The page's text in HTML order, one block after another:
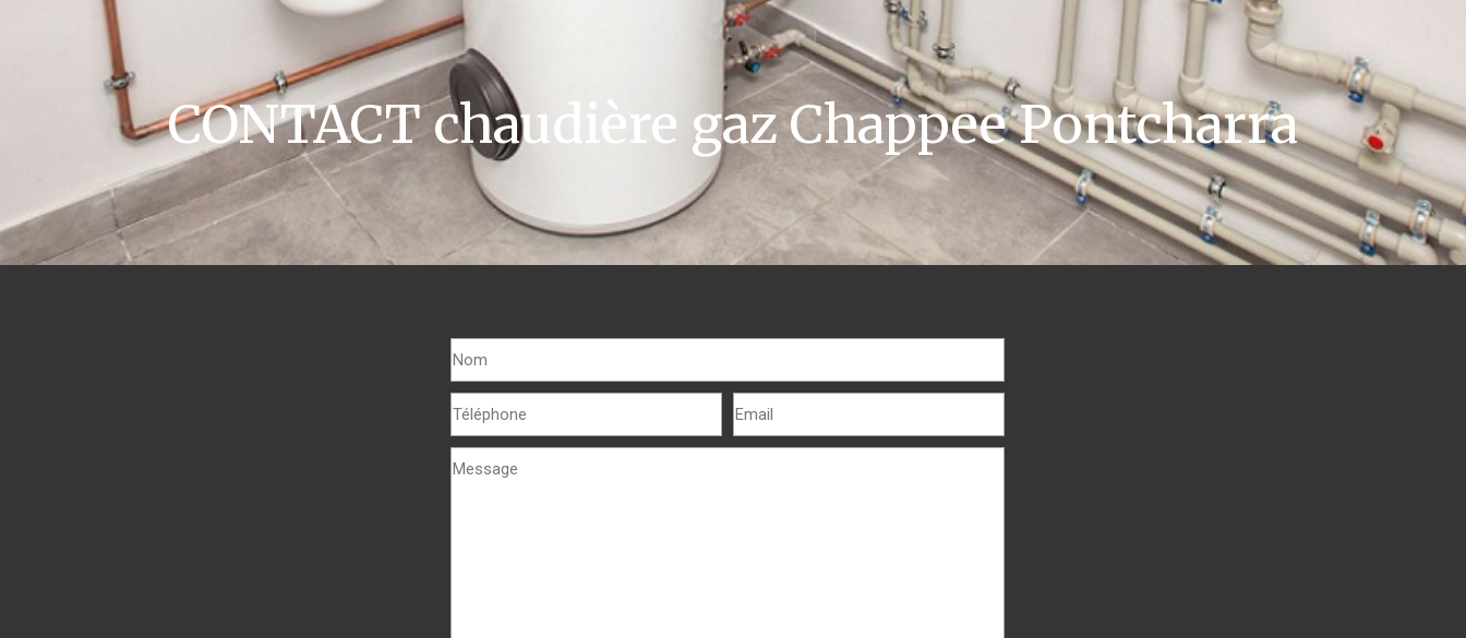
CONTACT chaudière gaz Chappee Pontcharra